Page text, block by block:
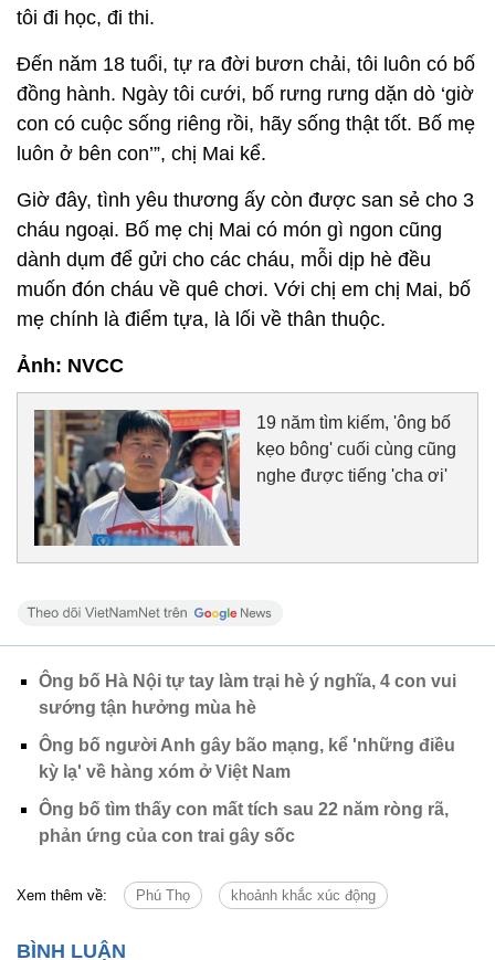
tôi đi học, đi thi.
Đến năm 18 tuổi, tự ra đời bươn chải, tôi luôn có bố
đồng hành. Ngày tôi cưới, bố rưng rưng dặn dò ‘giờ
con có cuộc sống riêng rồi, hãy sống thật tốt. Bố mẹ
luôn ở bên con’”, chị Mai kể.
Giờ đây, tình yêu thương ấy còn được san sẻ cho 3
cháu ngoại. Bố mẹ chị Mai có món gì ngon cũng
dành dụm để gửi cho các cháu, mỗi dịp hè đều
muốn đón cháu về quê chơi. Với chị em chị Mai, bố
mẹ chính là điểm tựa, là lối về thân thuộc.
Ảnh: NVCC
19 năm tìm kiếm, 'ông bố
kẹo bông' cuối cùng cũng
nghe được tiếng 'cha ơi'
Ông bố Hà Nội tự tay làm trại hè ý nghĩa, 4 con vui
sướng tận hưởng mùa hè
Ông bố người Anh gây bão mạng, kể 'những điều
kỳ lạ' về hàng xóm ở Việt Nam
Ông bố tìm thấy con mất tích sau 22 năm ròng rã,
phản ứng của con trai gây sốc
Xem thêm về: Phú Thọ khoảnh khắc xúc động